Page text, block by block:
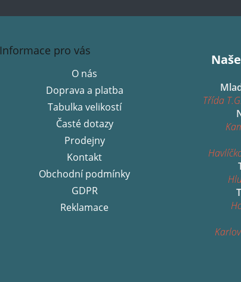
Informace pro vás
O nás
Doprava a platba
Tabulka velikostí
Časté dotazy
Prodejny
Kontakt
Obchodní podmínky
GDPR
Reklamace
Třída